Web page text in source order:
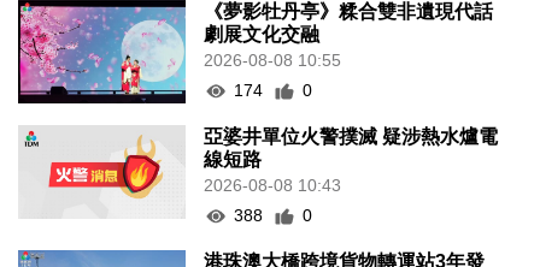
《夢影牡丹亭》糅合雙非遺現代話
劇展文化交融
2026-08-08 10:55
174
0
亞婆井單位火警撲滅 疑涉熱水爐電
線短路
2026-08-08 10:43
388
0
港珠澳大橋跨境貨物轉運站3年發